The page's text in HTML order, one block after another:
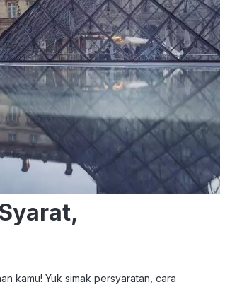
kamu! Yuk simak persyaratan, cara